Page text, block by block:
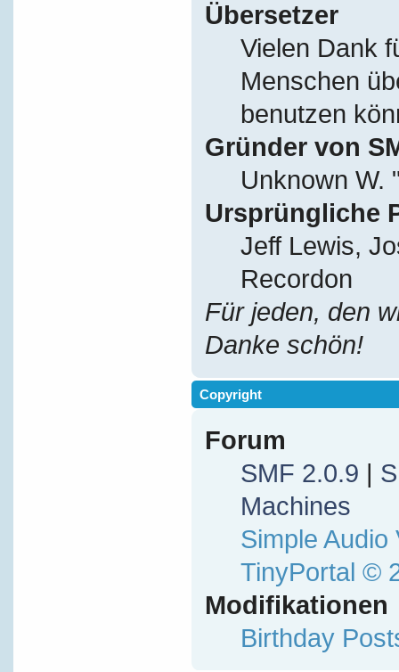
Übersetzer
Vielen Dank
Menschen
benutzen
Gründer von
Unknown W.
Ursprüngliche
Jeff Lewis,
Recordon
Für jeden, den
Danke schön!
Copyright
Forum
SMF 2.0.9 |
Machines
Simple Audio
TinyPortal ©
Modifikationen
Birthday